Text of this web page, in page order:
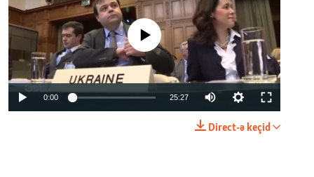
No media source currently available
0:00 25:27
Direct-ə keçid